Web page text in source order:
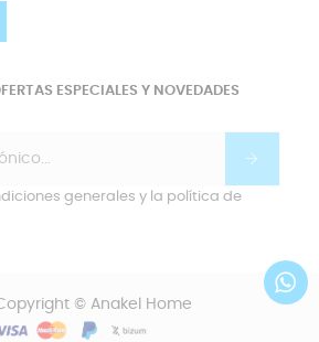
ESPECIALES Y NOVEDADES
generales y la política de
© Anakel Home